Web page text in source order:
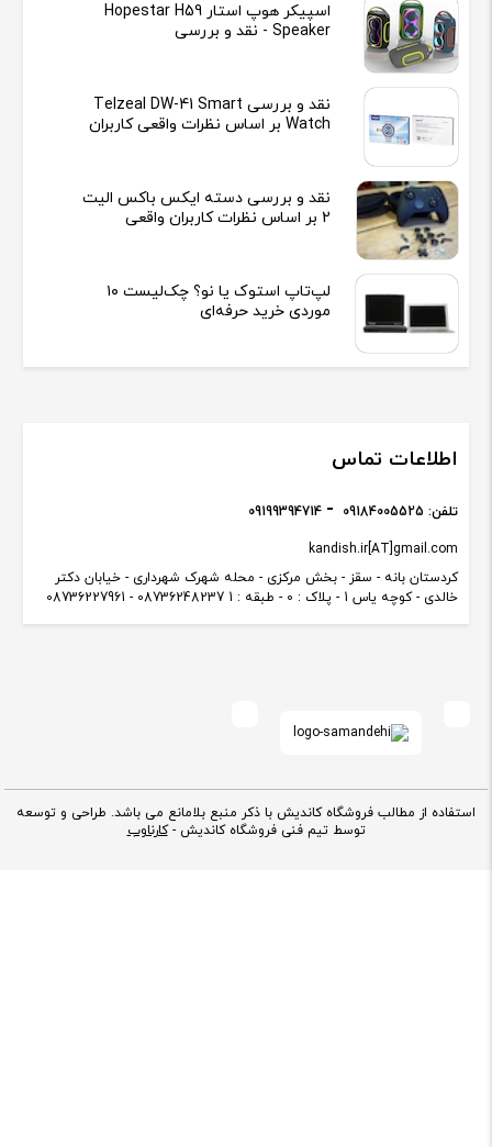
اسپیکر هوپ استار Hopestar H59
Speaker - نقد و بررسی
نقد و بررسی Telzeal DW-41 Smart
Watch بر اساس نظرات واقعی کاربران
نقد و بررسی دسته ایکس باکس الیت
2 بر اساس نظرات کاربران واقعی
لپ‌تاپ استوک یا نو؟ چک‌لیست ۱۰
موردی خرید حرفه‌ای
اطلاعات تماس
کردستان بانه - سقز - بخش مرکزی - محله شهرک شهرداری - خیابان دکتر
خالدی - کوچه یاس 1 - پلاک : 0 - طبقه : 1 08736248237 - 08736227961
kandish.ir[AT]gmail.com
تلفن: 09184005525
09199394714
استفاده از مطالب فروشگاه کاندیش با ذکر منبع بلامانع می باشد. طراحی و توسعه
توسط تیم فنی فروشگاه کاندیش -کارناوب